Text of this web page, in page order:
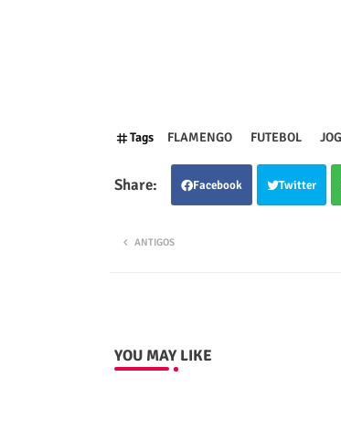
Tags FLAMENGO FUTEBOL
Facebook Twitter
ANTIGOS
YOU MAY LIKE